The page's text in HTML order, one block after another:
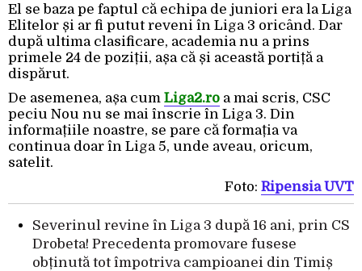
El se baza pe faptul că echipa de juniori era la Liga
Elitelor și ar fi putut reveni în Liga 3 oricând. Dar
după ultima clasificare, academia nu a prins
primele 24 de poziții, așa că și această portiță a
dispărut.
De asemenea, așa cum Liga2.ro a mai scris, CSC
peciu Nou nu se mai înscrie în Liga 3. Din
informațiile noastre, se pare că formația va
continua doar în Liga 5, unde aveau, oricum,
satelit.
Foto: Ripensia UVT
Severinul revine în Liga 3 după 16 ani, prin CS
Drobeta! Precedenta promovare fusese
obținută tot împotriva campioanei din Timiș